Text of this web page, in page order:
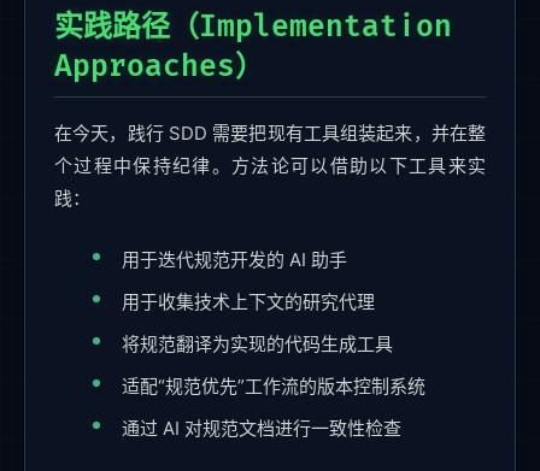
实践路径（Implementation
Approaches）
在今天，践行 SDD 需要把现有工具组装起来，并在整
个过程中保持纪律。方法论可以借助以下工具来实
践：
用于迭代规范开发的 AI 助手
用于收集技术上下文的研究代理
将规范翻译为实现的代码生成工具
适配“规范优先”工作流的版本控制系统
通过 AI 对规范文档进行一致性检查